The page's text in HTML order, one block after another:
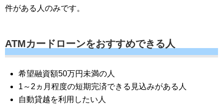
件がある人のみです。
ATMカードローンをおすすめできる人
希望融資額50万円未満の人
1～2ヵ月程度の短期完済できる見込みがある人
自動貸越を利用したい人